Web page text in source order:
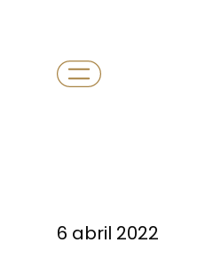
6 abril 2022